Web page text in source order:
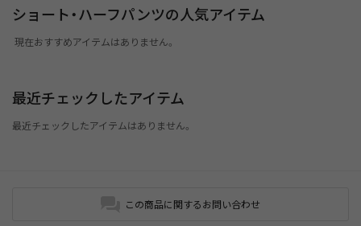
ショート・ハーフパンツの人気アイテム
現在おすすめアイテムはありません。
最近チェックしたアイテム
最近チェックしたアイテムはありません。
この商品に関するお問い合わせ